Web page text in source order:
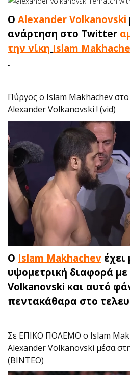
Ο Alexander Volkanovski
ανάρτηση στο Twitter
την νίκη Islam
.
Πύργος ο Islam Makhachev
Alexander Volkanovski ! (vid)
Ο Islam Makhachev έχει
υψομετρική διαφορά
Volkanovski και αυτό
πεντακάθαρα στο
Σε ΕΠΙΚΟ ΠΟΛΕΜΟ ο Islam
Alexander Volkanovski μέσα
(ΒΙΝΤΕΟ)